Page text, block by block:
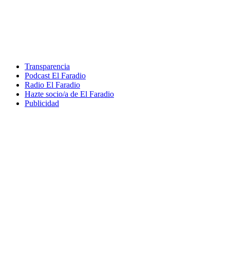
Transparencia
Podcast El Faradio
Radio El Faradio
Hazte socio/a de El Faradio
Publicidad